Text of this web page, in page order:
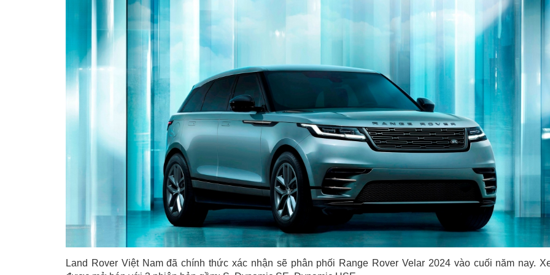
Land Rover Việt Nam đã chính thức xác nhận sẽ phân phối Range Rover Velar 2024 vào cuối năm nay.